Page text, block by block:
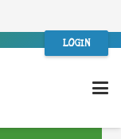
LOGIN